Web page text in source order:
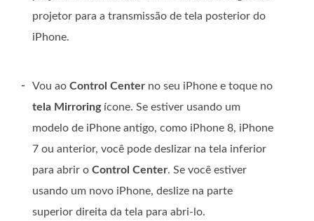
projetor para a transmissão de tela posterior do
iPhone.
- Vou ao Control Center no seu iPhone e toque no
tela Mirroringícone. Se estiver usando um
modelo de iPhone antigo, como iPhone 8, iPhone
7 ou anterior, você pode deslizar na tela inferior
para abrir o Control Center. Se você estiver
usando um novo iPhone, deslize na parte
superior direita da tela para abri-lo.